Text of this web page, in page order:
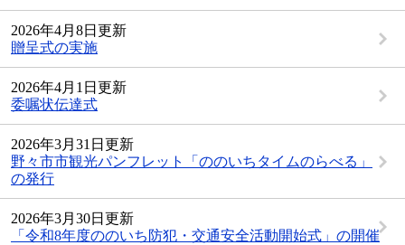
2026年4月8日更新
贈呈式の実施
2026年4月1日更新
委嘱状伝達式
2026年3月31日更新
野々市市観光パンフレット「ののいちタイムのらべる」
の発行
2026年3月30日更新
「令和8年度ののいち防犯・交通安全活動開始式」の開催